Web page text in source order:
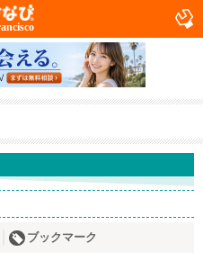
ブックマーク